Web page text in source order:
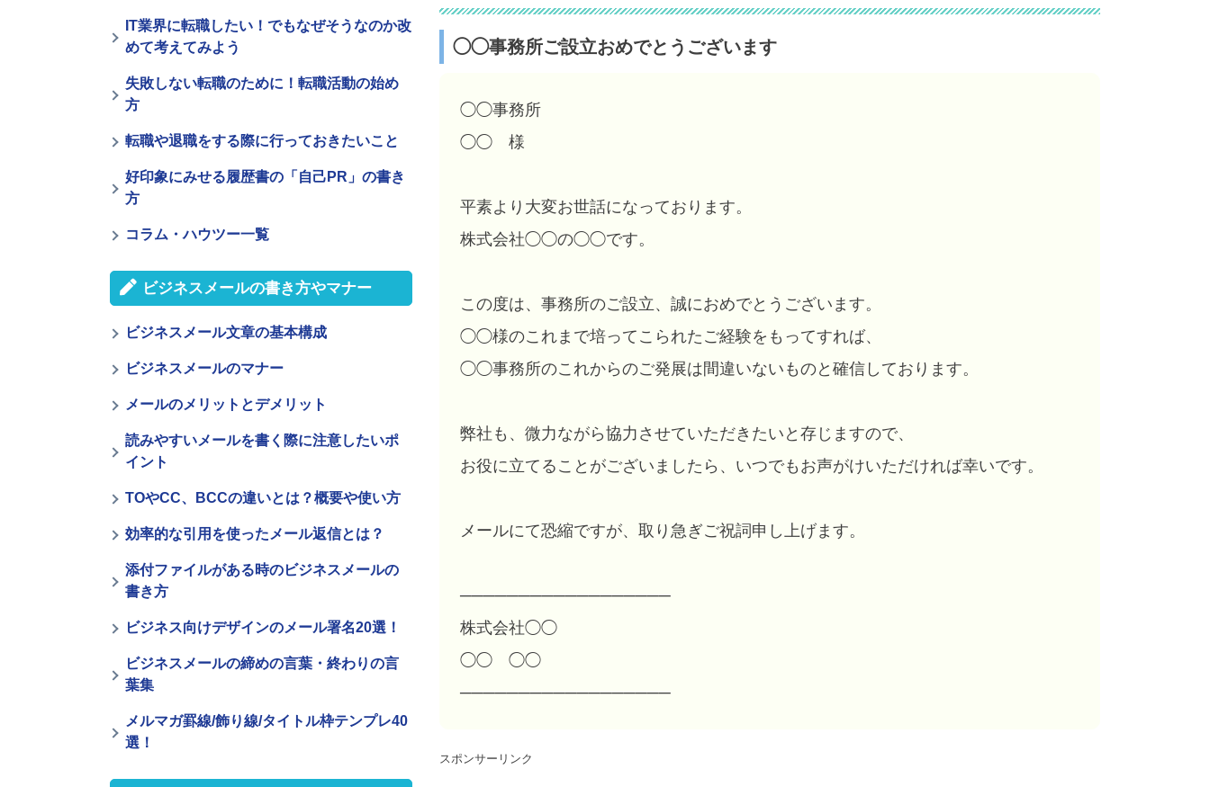
◯◯事務所ご設立おめでとうございます
◯◯事務所
◯◯ 様
平素より大変お世話になっております。
株式会社◯◯の◯◯です。
この度は、事務所のご設立、誠におめでとうございます。
◯◯様のこれまで培ってこられたご経験をもってすれば、
◯◯事務所のこれからのご発展は間違いないものと確信しております。
弊社も、微力ながら協力させていただきたいと存じますので、
お役に立てることがございましたら、いつでもお声がけいただければ幸いです。
メールにて恐縮ですが、取り急ぎご祝詞申し上げます。
──────────────────
株式会社◯◯
◯◯ ◯◯
──────────────────
スポンサーリンク
IT業界に転職したい！でもなぜそうなのか改
めて考えてみよう
失敗しない転職のために！転職活動の始め
方
転職や退職をする際に行っておきたいこと
好印象にみせる履歴書の「自己PR」の書き
方
コラム・ハウツー一覧
ビジネスメールの書き方やマナー
ビジネスメール文章の基本構成
ビジネスメールのマナー
メールのメリットとデメリット
読みやすいメールを書く際に注意したいポ
イント
TOやCC、BCCの違いとは？概要や使い方
効率的な引用を使ったメール返信とは？
添付ファイルがある時のビジネスメールの
書き方
ビジネス向けデザインのメール署名20選！
ビジネスメールの締めの言葉・終わりの言
葉集
メルマガ罫線/飾り線/タイトル枠テンプレ40
選！